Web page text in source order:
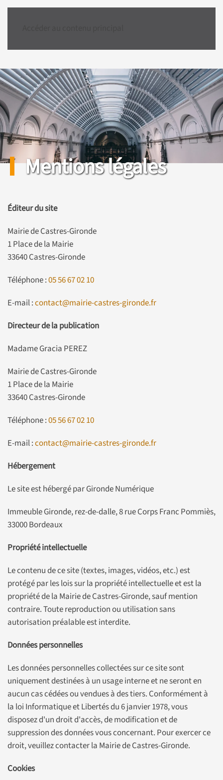
Mentions légales
Éditeur du site
Mairie de Castres-Gironde
1 Place de la Mairie
33640 Castres-Gironde
Téléphone :05 56 67 02 10
E-mail :contact@mairie-castres-gironde.fr
Directeur de la publication
Madame Gracia PEREZ
Mairie de Castres-Gironde
1 Place de la Mairie
33640 Castres-Gironde
Téléphone :05 56 67 02 10
E-mail :contact@mairie-castres-gironde.fr
Hébergement
Le site est hébergé par Gironde Numérique
Immeuble Gironde, rez-de-dalle, 8 rue Corps Franc Pommiès,
33000 Bordeaux
Propriété intellectuelle
Le contenu de ce site (textes, images, vidéos, etc.) est
protégé par les lois sur la propriété intellectuelle et est la
propriété de la Mairie de Castres-Gironde, sauf mention
contraire. Toute reproduction ou utilisation sans
autorisation préalable est interdite.
Données personnelles
Les données personnelles collectées sur ce site sont
uniquement destinées à un usage interne et ne seront en
aucun cas cédées ou vendues à des tiers. Conformément à
la loi Informatique et Libertés du 6 janvier 1978, vous
disposez d'un droit d'accès, de modification et de
suppression des données vous concernant. Pour exercer ce
droit, veuillez contacter la Mairie de Castres-Gironde.
Cookies